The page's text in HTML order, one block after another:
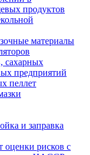
продуктов
материалы
сахарных
предприятий
пеллет
и заправка
оценки рисков с